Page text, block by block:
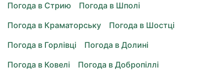
Погода в Стрию
Погода в Шполі
Погода в Краматорську
Погода в Шостці
Погода в Горлівці
Погода в Долині
Погода в Ковелі
Погода в Добропіллі